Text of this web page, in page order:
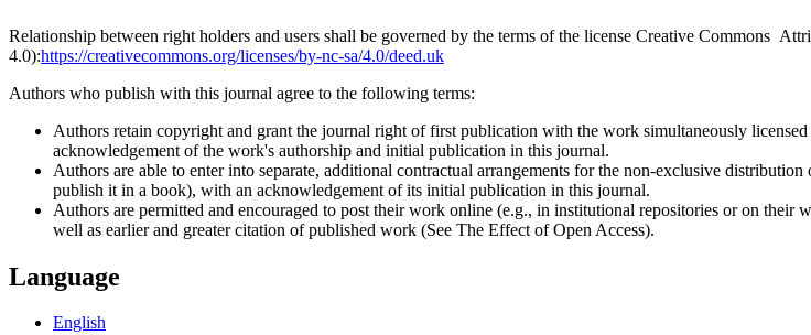
Relationship between right holders and users shall be governed by the terms of the license Creative Commons
4.0):https://creativecommons.org/licenses/by-nc-sa/4.0/deed.uk
Authors who publish with this journal agree to the following terms:
Authors retain copyright and grant the journal right of first publication with the work simultaneously
acknowledgement of the work's authorship and initial publication in this journal.
Authors are able to enter into separate, additional contractual arrangements for the non-exclusive
publish it in a book), with an acknowledgement of its initial publication in this journal.
Authors are permitted and encouraged to post their work online (e.g., in institutional repositories or on their
well as earlier and greater citation of published work (See The Effect of Open Access).
Language
English